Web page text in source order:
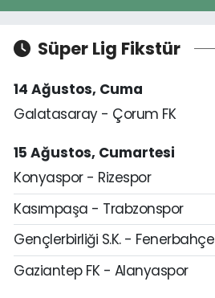
Süper Lig Fikstür
14 Ağustos, Cuma
Galatasaray - Çorum FK
15 Ağustos, Cumartesi
Konyaspor - Rizespor
Kasımpaşa - Trabzonspor
Gençlerbirliği S.K. - Fenerbahçe
Gaziantep FK - Alanyaspor